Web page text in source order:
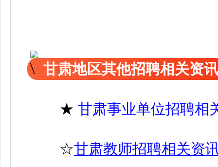
甘肃地区其他招聘相关资
★ 甘肃事业单位招聘相
☆甘肃教师招聘相关资